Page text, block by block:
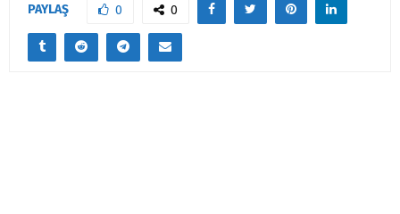
PAYLAŞ 0 0